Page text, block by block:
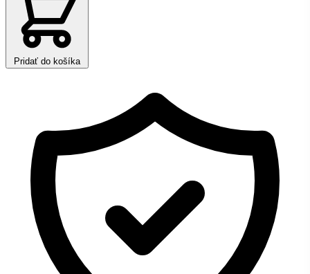
Pridať do košíka